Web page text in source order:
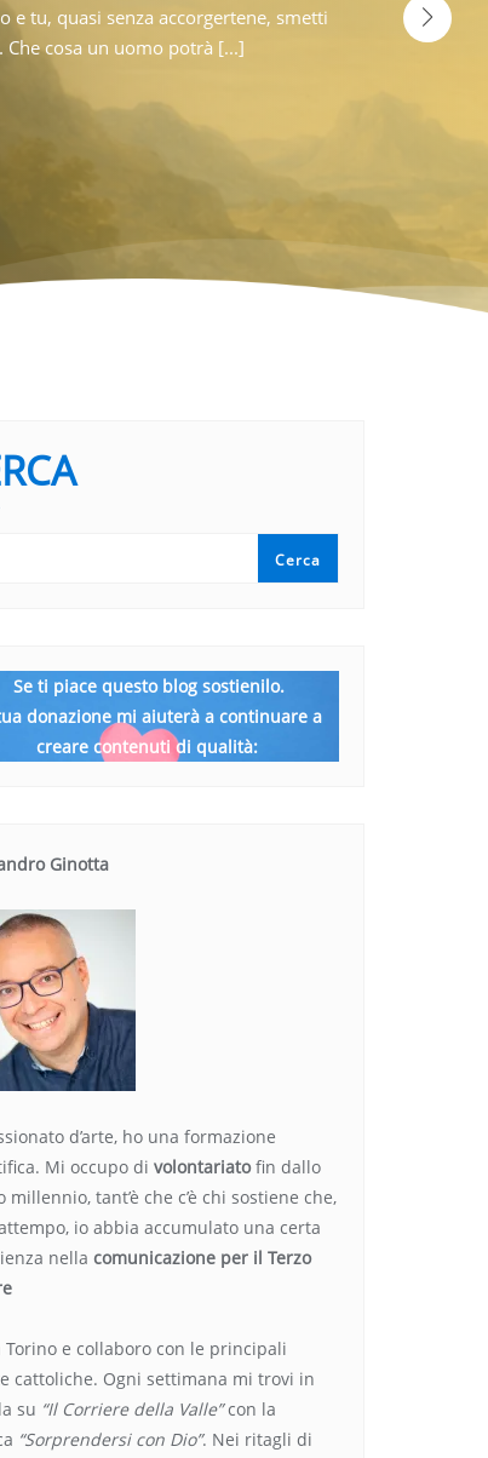
sedotto dal mito, non un poeta trascinato
fermezza quasi ruvida: non vi [...]
parlare della “vita fotocopia”? È quella che scorre
limitarti a funzionare. Carlo Acutis lo aveva capito:
A LEGGERE
Cerca
Se ti piace questo blog sostienilo.
donazione mi aiuterà a continuare a
creare contenuti di qualità:
Ginotta
d’arte, ho una formazione
Mi occupo di volontariatofin dallo
millennio, tant’è che c’è chi sostiene che,
io abbia accumulato una certa
nella comunicazione per il Terzo
Torino e collaboro con le principali
cattoliche. Ogni settimana mi trovi in
su “Il Corriere della Valle”con la
“Sorprendersi con Dio”. Nei ritagli di